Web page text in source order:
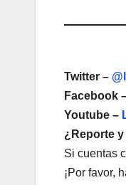
Twitter –
Facebook
Youtube –
¿Reporte
Si cuentas
¡Por favor,